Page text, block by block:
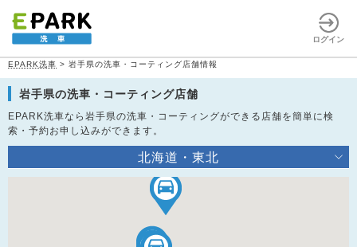
ログイン
EPARK洗車 > 岩手県の洗車・コーティング店舗情報
岩手県の洗車・コーティング店舗
EPARK洗車なら岩手県の洗車・コーティングができる店舗を簡単に検
索・予約お申し込みができます。
北海道・東北